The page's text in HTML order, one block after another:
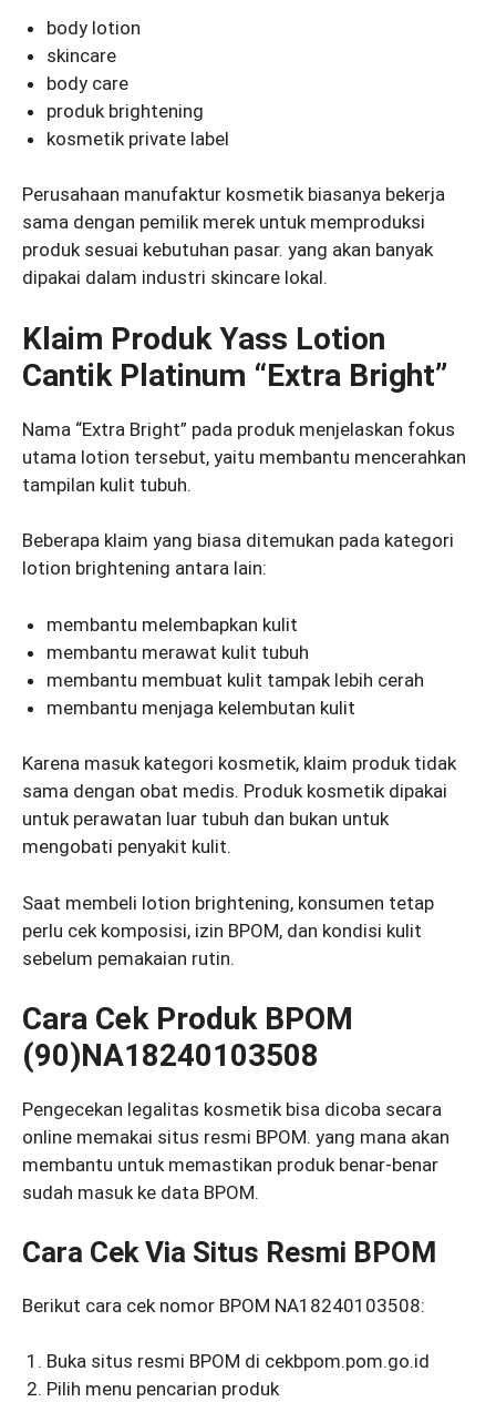
body lotion
skincare
body care
produk brightening
kosmetik private label
Perusahaan manufaktur kosmetik biasanya bekerja
sama dengan pemilik merek untuk memproduksi
produk sesuai kebutuhan pasar. yang akan banyak
dipakai dalam industri skincare lokal.
Klaim Produk Yass Lotion
Cantik Platinum “Extra Bright”
Nama “Extra Bright” pada produk menjelaskan fokus
utama lotion tersebut, yaitu membantu mencerahkan
tampilan kulit tubuh.
Beberapa klaim yang biasa ditemukan pada kategori
lotion brightening antara lain:
membantu melembapkan kulit
membantu merawat kulit tubuh
membantu membuat kulit tampak lebih cerah
membantu menjaga kelembutan kulit
Karena masuk kategori kosmetik, klaim produk tidak
sama dengan obat medis. Produk kosmetik dipakai
untuk perawatan luar tubuh dan bukan untuk
mengobati penyakit kulit.
Saat membeli lotion brightening, konsumen tetap
perlu cek komposisi, izin BPOM, dan kondisi kulit
sebelum pemakaian rutin.
Cara Cek Produk BPOM
(90)NA18240103508
Pengecekan legalitas kosmetik bisa dicoba secara
online memakai situs resmi BPOM. yang mana akan
membantu untuk memastikan produk benar-benar
sudah masuk ke data BPOM.
Cara Cek Via Situs Resmi BPOM
Berikut cara cek nomor BPOM NA18240103508:
Buka situs resmi BPOM di cekbpom.pom.go.id
Pilih menu pencarian produk